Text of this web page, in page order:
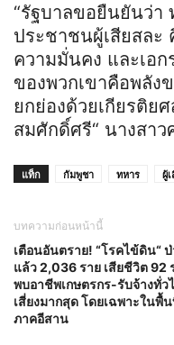
“รัฐบาลขอยืนยันว่า
ประชาชนผู้เสียสล
ความมั่นคง และเอ
ของพวกเขาคือพลัง
ยกย่องด้วยเกียรติย
สมศักดิ์ศรี“ นางสา
แท็ก กัมพูชา ทหาร ผู้
บทความก่อนหน้านี้
เตือนอันตราย! “โรคไข้ดิน“
แล้ว 2,036 ราย เสียชีวิต 92
พบอาชีพเกษตรกร-รับจ้างทั่ว
เสี่ยงมากสุด โดยเฉพาะในพื้
ภาคอีสาน